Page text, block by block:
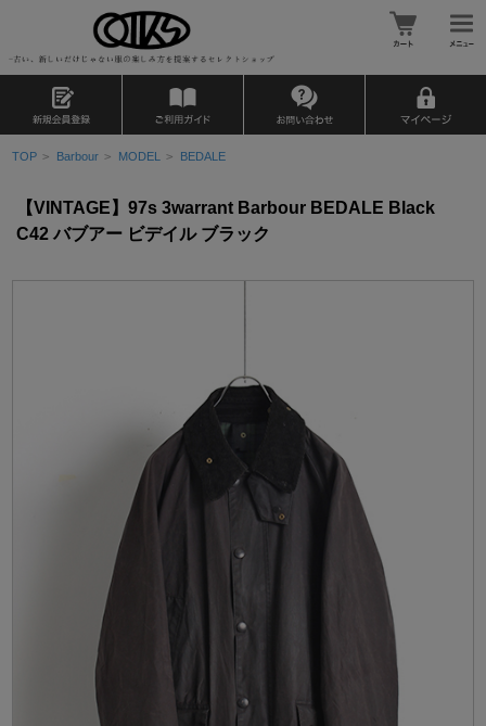
TOP > Barbour > MODEL > BEDALE
【VINTAGE】97s 3warrant Barbour BEDALE Black
C42 バブアー ビデイル ブラック